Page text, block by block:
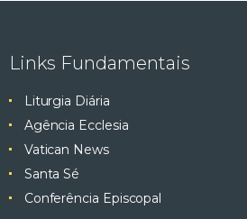
Links Fundamentais
Liturgia Diária
Agência Ecclesia
Vatican News
Santa Sé
Conferência Episcopal